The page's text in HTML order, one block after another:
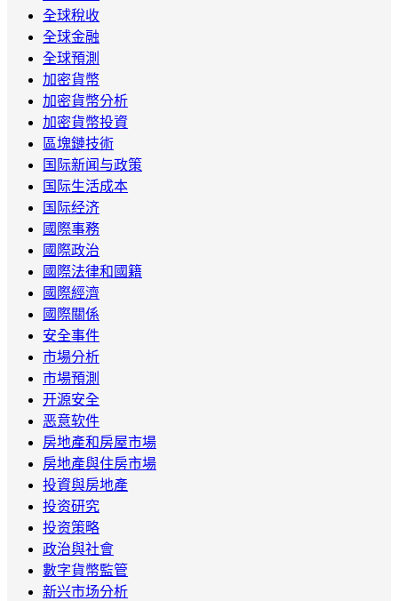
全球稅收
全球金融
全球預測
加密貨幣
加密貨幣分析
加密貨幣投資
區塊鏈技術
国际新闻与政策
国际生活成本
国际经济
國際事務
國際政治
國際法律和國籍
國際經濟
國際關係
安全事件
市場分析
市場預測
开源安全
恶意软件
房地產和房屋市場
房地產與住房市場
投資與房地產
投资研究
投资策略
政治與社會
數字貨幣監管
新兴市场分析